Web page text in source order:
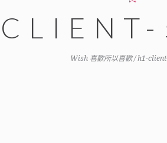
Wish 喜歡所以喜歡/h1-